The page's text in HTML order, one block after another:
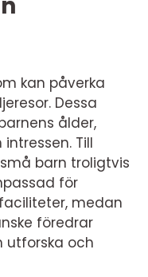
kan påverka
Dessa
ålder,
Till
barn troligtvis
för
medan
föredrar
utforska och